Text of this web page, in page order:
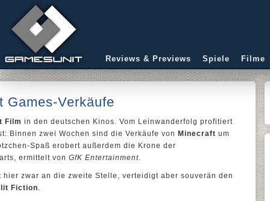
Reviews & Previews Spiele Filme
Games-Verkäufe
Film in den deutschen Kinos. Vom Leinwanderfolg profitiert
Binnen zwei Wochen sind die Verkäufe von Minecraft um
Spaß erobert außerdem die Krone der
ermittelt von GfK Entertainment.
zwar an die zweite Stelle, verteidigt aber souverän den
Fiction.